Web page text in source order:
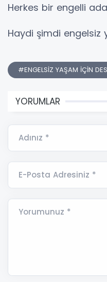
Herkes bir engelli
Haydi şimdi engelsiz
#ENGELSİZ YAŞAM İÇİN
YORUMLAR
Adınız *
E-Posta Adresiniz *
Yorumunuz *